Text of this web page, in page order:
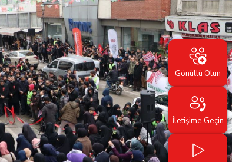
Gönüllü Olun
İletişime Geçin